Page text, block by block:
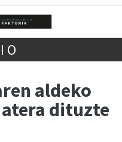
aldeko
dituzte